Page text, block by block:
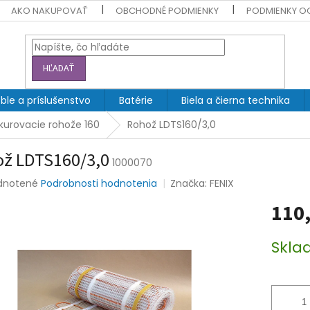
AKO NAKUPOVAŤ OBCHODNÉ PODMIENKY PODMIENKY
HĽADAŤ
a príslušenstvo Batérie Biela a čierna technika
rohože 160 Rohož LDTS160/3,0
LDTS160/3,0 1000070
Podrobnosti hodnotenia Značka:FENIX
cena: